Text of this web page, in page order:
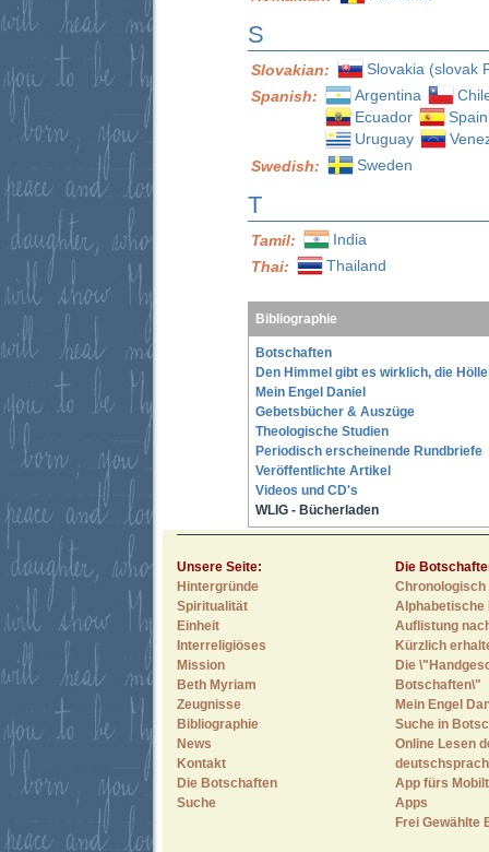
S
Slovakian:
Slovakia (slovak
Spanish:
Argentina
Ecuador
Spain
Uruguay
Swedish:
Sweden
T
Tamil:
India
Thai:
Thailand
Bibliographie
Botschaften
Den Himmel gibt es wirklich, die
Mein Engel Daniel
Gebetsbücher & Auszüge
Theologische Studien
Periodisch erscheinende Rundbriefe
Veröffentlichte Artikel
Videos und CD's
WLIG - Bücherladen
Unsere Seite:
Hintergründe
Spiritualität
Einheit
Interreligiöses
Mission
Beth Myriam
Zeugnisse
Bibliographie
News
Kontakt
Die Botschaften
Suche
Die
Alphabetische
Auflistung
Kürzlich
Die
Botschaften\"
Mein Engel
Suche in
Online Lesen
App fürs
Apps
Frei Gewählte